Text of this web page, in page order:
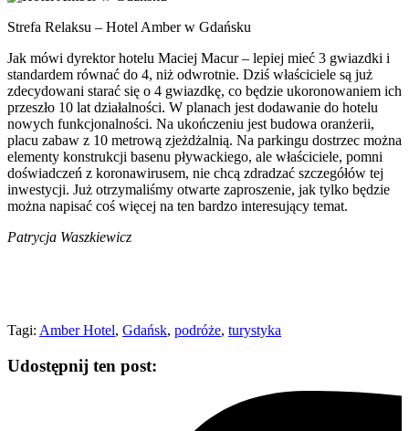
Strefa Relaksu – Hotel Amber w Gdańsku
Jak mówi dyrektor hotelu Maciej Macur – lepiej mieć 3 gwiazdki i
standardem równać do 4, niż odwrotnie. Dziś właściciele są już
zdecydowani starać się o 4 gwiazdkę, co będzie ukoronowaniem ich
przeszło 10 lat działalności. W planach jest dodawanie do hotelu
nowych funkcjonalności. Na ukończeniu jest budowa oranżerii,
placu zabaw z 10 metrową zjeżdżalnią. Na parkingu dostrzec można
elementy konstrukcji basenu pływackiego, ale właściciele, pomni
doświadczeń z koronawirusem, nie chcą zdradzać szczegółów tej
inwestycji. Już otrzymaliśmy otwarte zaproszenie, jak tylko będzie
można napisać coś więcej na ten bardzo interesujący temat.
Patrycja Waszkiewicz
Tagi: Amber Hotel, Gdańsk, podróże, turystyka
Udostępnij ten post: